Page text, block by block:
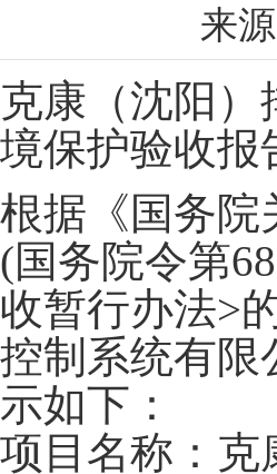
来
克康（沈阳
境保护验收报
根据《国务院
(国务院令第
收暂行办法>
控制系统有限
示如下：
项目名称：克